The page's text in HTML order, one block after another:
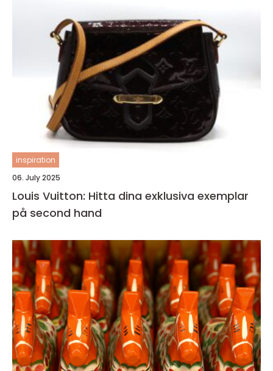
inspiration
06. July 2025
Louis Vuitton: Hitta dina exklusiva exemplar
på second hand